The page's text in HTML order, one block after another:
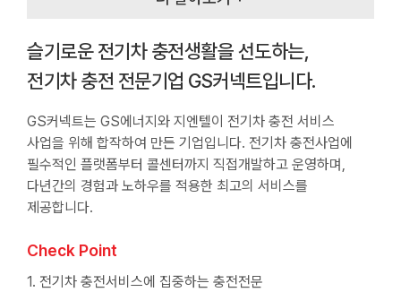
슬기로운 전기차 충전생활을 선도하는,
전기차 충전 전문기업 GS커넥트입니다.
GS커넥트는 GS에너지와 지엔텔이 전기차 충전 서비스
사업을 위해 합작하여 만든 기업입니다. 전기차 충전사업에
필수적인 플랫폼부터 콜센터까지 직접개발하고 운영하며,
다년간의 경험과 노하우를 적용한 최고의 서비스를
제공합니다.
Check Point
1. 전기차 충전서비스에 집중하는 충전전문